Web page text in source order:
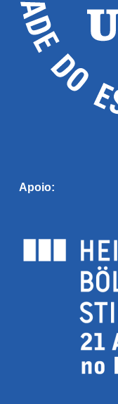
Apoio: